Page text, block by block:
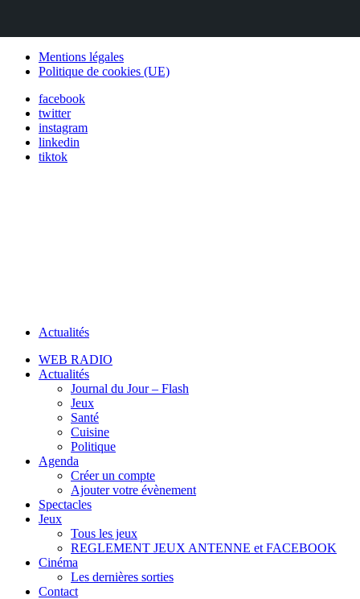
Mentions légales
Politique de cookies (UE)
facebook
twitter
instagram
linkedin
tiktok
Actualités
WEB RADIO
Actualités
Journal du Jour – Flash
Jeux
Santé
Cuisine
Politique
Agenda
Créer un compte
Ajouter votre évènement
Spectacles
Jeux
Tous les jeux
REGLEMENT JEUX ANTENNE et FACEBOOK
Cinéma
Les dernières sorties
Contact